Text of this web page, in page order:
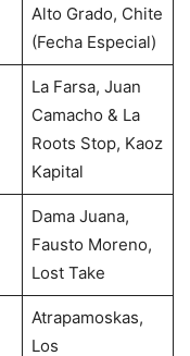
Alto Grado, Chite
(Fecha Especial)
La Farsa, Juan
Camacho & La
Roots Stop, Kaoz
Kapital
Dama Juana,
Fausto Moreno,
Lost Take
Atrapamoskas,
Los